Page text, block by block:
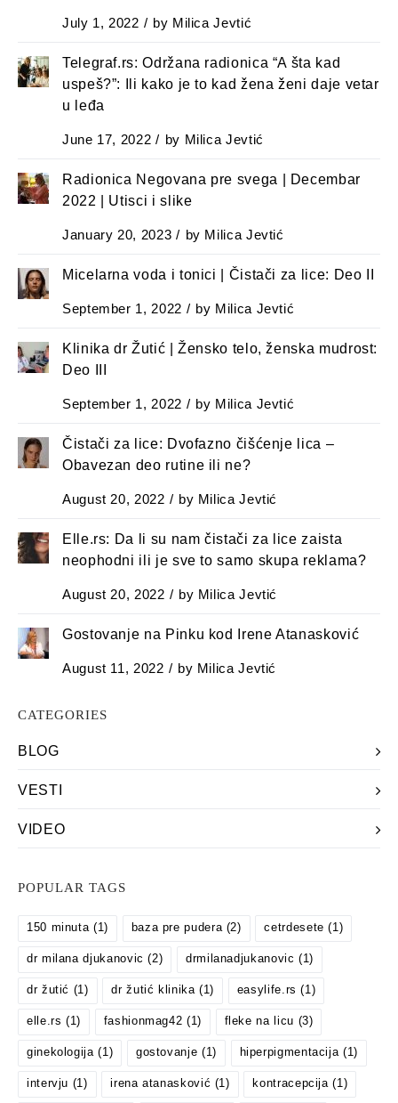
July 1, 2022 by Milica Jevtić
Telegraf.rs: Održana radionica “A šta kad
uspeš?”: Ili kako je to kad žena ženi daje vetar
u leđa
June 17, 2022 by Milica Jevtić
Radionica Negovana pre svega | Decembar
2022 | Utisci i slike
January 20, 2023 by Milica Jevtić
Micelarna voda i tonici | Čistači za lice: Deo II
September 1, 2022 by Milica Jevtić
Klinika dr Žutić | Žensko telo, ženska mudrost:
Deo III
September 1, 2022 by Milica Jevtić
Čistači za lice: Dvofazno čišćenje lica –
Оbavezan deo rutine ili ne?
August 20, 2022 by Milica Jevtić
Elle.rs: Da li su nam čistači za lice zaista
neophodni ili je sve to samo skupa reklama?
August 20, 2022 by Milica Jevtić
Gostovanje na Pinku kod Irene Atanasković
August 11, 2022 by Milica Jevtić
CATEGORIES
BLOG
VESTI
VIDEO
POPULAR TAGS
150 minuta (1) baza pre pudera (2) cetrdesete (1)
dr milana djukanovic (2) drmilanadjukanovic (1)
dr žutić (1) dr žutić klinika (1) easylife.rs (1)
elle.rs (1) fashionmag42 (1) fleke na licu (3)
ginekologija (1) gostovanje (1) hiperpigmentacija (1)
intervju (1) irena atanasković (1) kontracepcija (1)